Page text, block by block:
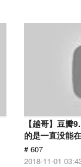
【越哥】豆瓣
的是一直没能
# 607
2018-11-01